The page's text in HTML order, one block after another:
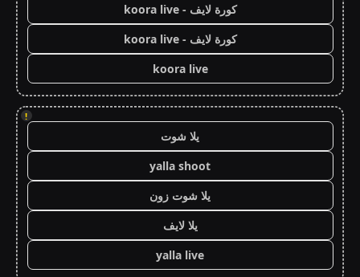
كورة لايف - koora live
كورة لايف - koora live
koora live
!
يلا شوت
yalla shoot
يلا شوت زون
يلا لايف
yalla live